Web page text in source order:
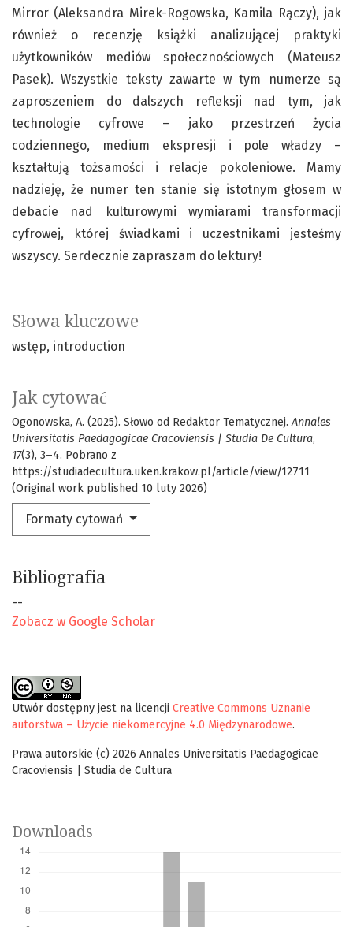
Słowa kluczowe
wstęp introduction
Jak cytować
Ogonowska, A. (2025). Słowo od Redaktor Tematycznej.Annales
Universitatis Paedagogicae Cracoviensis | Studia De Cultura,
17(3), 3–4. Pobrano z
https://studiadecultura.uken.krakow.pl/article/view/12711
(Original work published 10 luty 2026)
Formaty cytowań
Mirror (Aleksandra Mirek-Rogowska, Kamila Rączy), jak
również o recenzję książki analizującej praktyki
użytkowników mediów społecznościowych (Mateusz
Pasek). Wszystkie teksty zawarte w tym numerze są
zaproszeniem do dalszych refleksji nad tym, jak
technologie cyfrowe – jako przestrzeń życia
codziennego, medium ekspresji i pole władzy –
kształtują tożsamości i relacje pokoleniowe. Mamy
nadzieję, że numer ten stanie się istotnym głosem w
debacie nad kulturowymi wymiarami transformacji
cyfrowej, której świadkami i uczestnikami jesteśmy
wszyscy. Serdecznie zapraszam do lektury!
Bibliografia
--
Zobacz w Google Scholar
Utwór dostępny jest na licencji Creative Commons Uznanie
autorstwa – Użycie niekomercyjne 4.0 Międzynarodowe.
Prawa autorskie (c) 2026 Annales Universitatis Paedagogicae
Cracoviensis | Studia de Cultura
Downloads